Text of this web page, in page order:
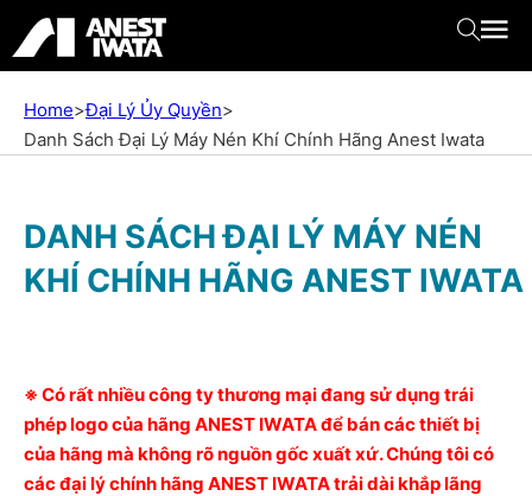
Home>Đại Lý Ủy Quyền>
Danh Sách Đại Lý Máy Nén Khí Chính Hãng Anest Iwata
DANH SÁCH ĐẠI LÝ MÁY NÉN
KHÍ CHÍNH HÃNG ANEST IWATA
※ Có rất nhiều công ty thương mại đang sử dụng trái
phép logo của hãng ANEST IWATA để bán các thiết bị
của hãng mà không rõ nguồn gốc xuất xứ. Chúng tôi có
các đại lý chính hãng ANEST IWATA trải dài khắp lãng